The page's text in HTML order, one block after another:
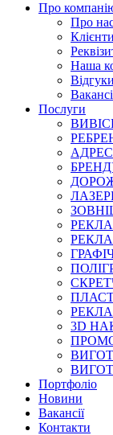
Про
Про
Клієнти
Наша
Відгуки
Послуги
3D
Портфоліо
Новини
Вакансії
Контакти